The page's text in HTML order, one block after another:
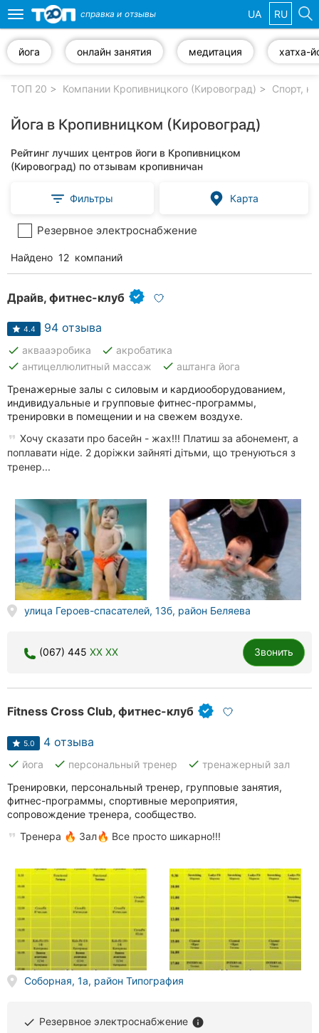
компании
Популярные
рубрики:
Стоматологии
Частные
Ветеринарные
клиники
Автошколы
Рестораны
Все
рубрики
города:
Кропивницкий
Винница
Житомир
Хмельницкий
Одесса
Киев
Запорожье
Днепр
Львов
Кривой
Рог
Николаев
Херсон
Toggle
navigation
справка и отзывы UA RU
йога онлайн занятия медитация хатха-
ТОП 20 Компании Кропивницкого (Кировоград) Спорт,
Йога в Кропивницком (Кировоград)
Рейтинг лучших центров йоги в Кропивницком
(Кировоград) по отзывам кропивничан
Фильтры Карта
Резервное электроснабжение
Найдено 12 компаний
Драйв, фитнес-клуб
4.4 94 отзыва
done аквааэробика done акробатика
done антицеллюлитный массаж done аштанга йога
Тренажерные залы с силовым и кардиооборудованием,
индивидуальные и групповые фитнес-программы,
тренировки в помещении и на свежем воздухе.
Хочу сказати про басейн - жах!!! Платиш за абонемент, а
поплавати ніде. 2 доріжки зайняті дітьми, що тренуються з
тренер...
улица Героев-спасателей, 13б, район Беляева
(067) 445 XX XX Звонить
Fitness Cross Club, фитнес-клуб
5.0 4 отзыва
done йога done персональный тренер done тренажерный зал
Тренировки, персональный тренер, групповые занятия,
фитнес-программы, спортивные мероприятия,
сопровождение тренера, сообщество.
Тренера 🔥 Зал🔥 Все просто шикарно!!!
Соборная, 1а, район Типография
done Резервное электроснабжение info